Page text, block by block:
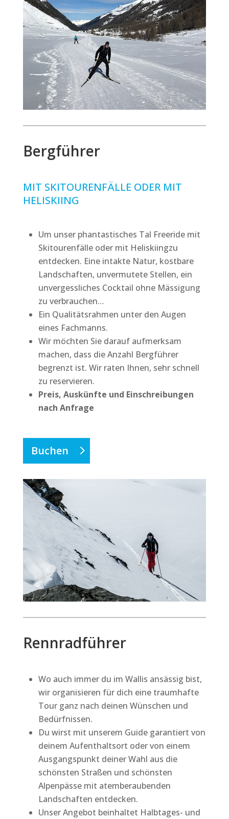
Bergführer
MIT SKITOURENFÄLLE ODER MIT
HELISKIING
Um unser phantastisches Tal Freeride mit
Skitourenfälle oder mit Heliskiingzu
entdecken. Eine intakte Natur, kostbare
Landschaften, unvermutete Stellen, ein
unvergessliches Cocktail ohne Mässigung
zu verbrauchen…
Ein Qualitätsrahmen unter den Augen
eines Fachmanns.
Wir möchten Sie darauf aufmerksam
machen, dass die Anzahl Bergführer
begrenzt ist. Wir raten Ihnen, sehr schnell
zu reservieren.
Preis, Auskünfte und Einschreibungen
nach Anfrage
Buchen
Rennradführer
Wo auch immer du im Wallis ansässig bist,
wir organisieren für dich eine traumhafte
Tour ganz nach deinen Wünschen und
Bedürfnissen.
Du wirst mit unserem Guide garantiert von
deinem Aufenthaltsort oder von einem
Ausgangspunkt deiner Wahl aus die
schönsten Straßen und schönsten
Alpenpässe mit atemberaubenden
Landschaften entdecken.
Unser Angebot beinhaltet Halbtages- und